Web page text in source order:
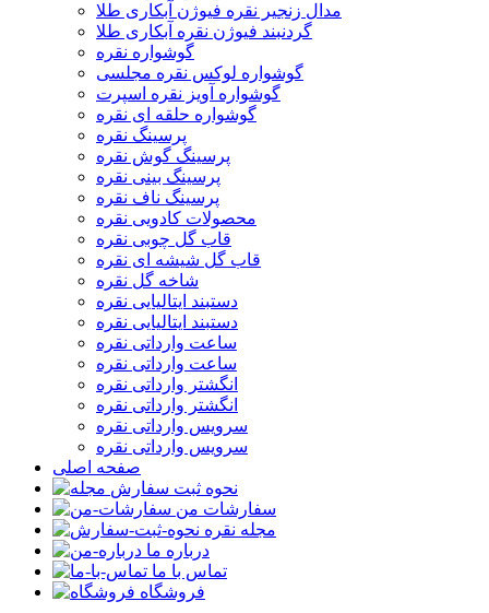
مدال زنجیر نقره فیوژن آبکاری طلا
گردنبند فیوژن نقره آبکاری طلا
گوشواره نقره
گوشواره لوکس نقره مجلسی
گوشواره آویز نقره اسپرت
گوشواره حلقه ای نقره
پرسینگ نقره
پرسینگ گوش نقره
پرسینگ بینی نقره
پرسینگ ناف نقره
محصولات کادویی نقره
قاب گل چوبی نقره
قاب گل شیشه ای نقره
شاخه گل نقره
دستبند ایتالیایی نقره
دستبند ایتالیایی نقره
ساعت وارداتی نقره
ساعت وارداتی نقره
انگشتر وارداتی نقره
انگشتر وارداتی نقره
سرویس وارداتی نقره
سرویس وارداتی نقره
صفحه اصلی
نحوه ثبت سفارش
سفارشات من
مجله نقره
درباره ما
تماس با ما
فروشگاه